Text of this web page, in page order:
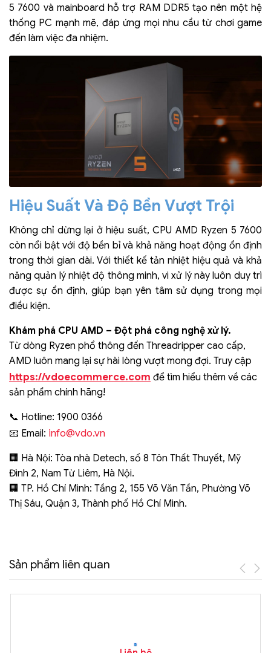
5 7600 và mainboard hỗ trợ RAM DDR5 tạo nên một hệ
thống PC mạnh mẽ, đáp ứng mọi nhu cầu từ chơi game
đến làm việc đa nhiệm.
Hiệu Suất Và Độ Bền Vượt Trội
Không chỉ dừng lại ở hiệu suất, CPU AMD Ryzen 5 7600
còn nổi bật với độ bền bỉ và khả năng hoạt động ổn định
trong thời gian dài. Với thiết kế tản nhiệt hiệu quả và khả
năng quản lý nhiệt độ thông minh, vi xử lý này luôn duy trì
được sự ổn định, giúp bạn yên tâm sử dụng trong mọi
điều kiện.
Khám phá CPU AMD – Đột phá công nghệ xử lý.
Từ dòng Ryzen phổ thông đến Threadripper cao cấp,
AMD luôn mang lại sự hài lòng vượt mong đợi. Truy cập
https://vdoecommerce.com để tìm hiểu thêm về các
sản phẩm chính hãng!
📞 Hotline: 1900 0366
📧 Email: info@vdo.vn
🏢 Hà Nội: Tòa nhà Detech, số 8 Tôn Thất Thuyết, Mỹ
Đình 2, Nam Từ Liêm, Hà Nội.
🏢 TP. Hồ Chí Minh: Tầng 2, 155 Võ Văn Tần, Phường Võ
Thị Sáu, Quận 3, Thành phố Hồ Chí Minh.
Sản phẩm liên quan